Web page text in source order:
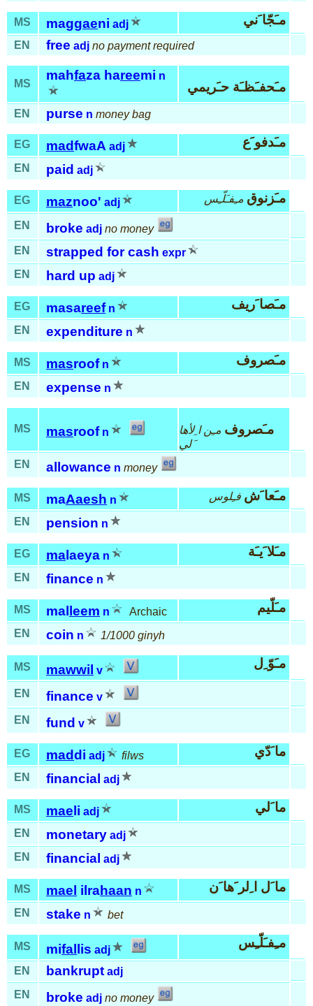
MS maggaeni adj مـَجّا َني
EN free adj no payment required
MS
mahfaza hareemi n
مـَحفـَظـَة حـَريمي
EN purse n money bag
EG madfwaA adj مـَدفو َع
EN paid adj
EG maznoo' adj مـَزنوق مـِفـَلّـِس
EN broke adj no money
EN
strapped for cash expr
EN
hard up adj
EG masareef n مـَصا َريف
EN expenditure n
MS masroof n مـَصروف
EN expense n
MS masroof n مـَصروف مـِن ا ِلأها
َلي
EN
allowance n money
MS maAaesh n مـَعا َش فـِلوس
EN pension n
EG ma laeya n مـَلا َيـَة
EN finance n
MS mal leem n Archaic مـَلّيم
EN coin n 1/1000 ginyh
MS mawwil v مـَوّ ِل
EN finance v
EN
fund v
EG maddi adj filws ما َدّي
EN financial adj
MS mae li adj ما َلي
EN monetary adj
EN
financial adj
MS mael ilrahaan n ما َل ا ِلر َها َن
EN stake n bet
MS mifal lis adj مـِفـَلّـِس
EN bankrupt adj
EN
broke adj no money